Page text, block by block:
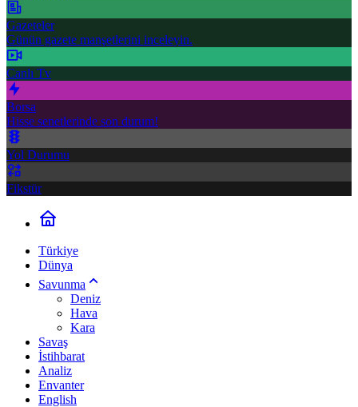
Gazeteler
Günün gazete manşetlerini inceleyin.
Canlı Tv
Borsa
Hisse senetlerinde son durum!
Yol Durumu
Fikstür
Türkiye
Dünya
Savunma
Deniz
Hava
Kara
Savaş
İstihbarat
Analiz
Envanter
English